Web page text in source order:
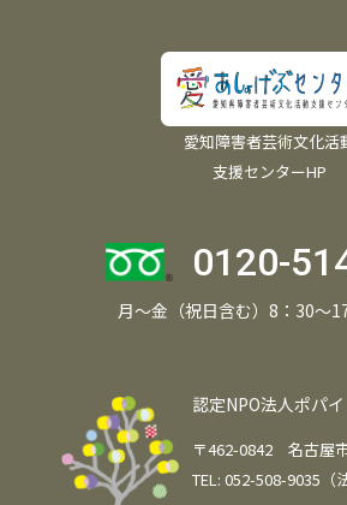
愛知障害者芸術文化活
支援センターHP
0120-
月～金（祝日含む）8：30～
認定NPO法人ポパイ
〒462-0842 名古屋
TEL: 052-508-9035（